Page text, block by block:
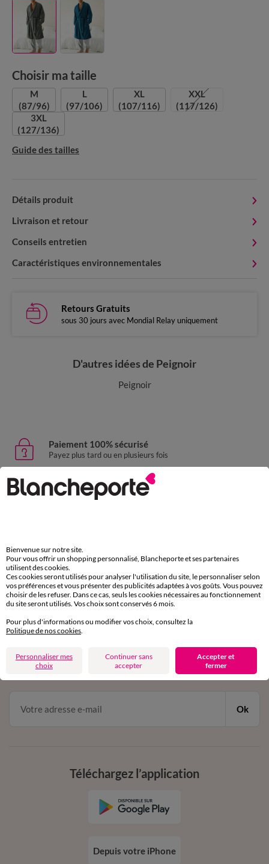
Choisir ma taille
M
(87/96)
L
(97/106)
XL
(107/116)
XXL
(117/126)
3XL
(127/136)
Guide des tailles
Détails produit
Livraison et retour
Conseils entretien
Caractéristiques environnementales
Retours Gratuits
sous 30 jours avec Mondial Relay uniquement
D'autres idées de Peignoir
Peignoir
Paiement 100% sécurisé
Payez plus tard ou en plusieurs fois
Livraison express
domicile, relais, consignes automatiques
Service clients
par chat et par téléphone
de 8h00 à 20h00 du lundi au samedi
en vous inscrivant à la newsletter
dès 20€ d’achat
conditions dans votre email de confirmation
Ok
Téléchargez l’application
Depuis votre iPhone
Bienvenue sur notre site.
Pour vous offrir un shopping personnalisé, Blancheporte et ses partenaires
utilisent des cookies.
Ces cookies seront utilisés pour analyser l'utilisation du site, le personnaliser selon
vos préférences et vous présenter des publicités adaptées à vos goûts. Vous pouvez
choisir de les refuser. Dans ce cas, seuls les cookies nécessaires au fonctionnement
du site seront utilisés. Vos choix sont conservés 6 mois.
Pour plus d'informations ou modifier vos choix, consultez la
Politique de nos cookies.
Personnaliser mes
choix
Continuer sans
accepter
Accepter et
fermer